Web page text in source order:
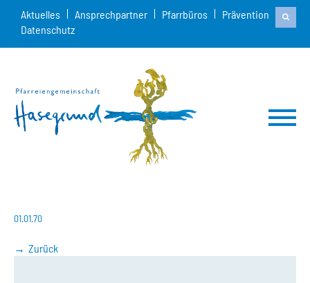
Aktuelles Ansprechpartner Pfarrbüros
Prävention
Datenschutz
01.01.70
Zurück